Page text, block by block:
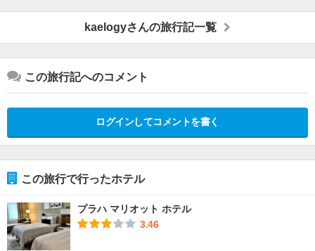
kaelogyさんの旅行記一覧
この旅行記へのコメント
ログインしてコメントを書く
この旅行で行ったホテル
プラハ マリオット ホテル
3.46